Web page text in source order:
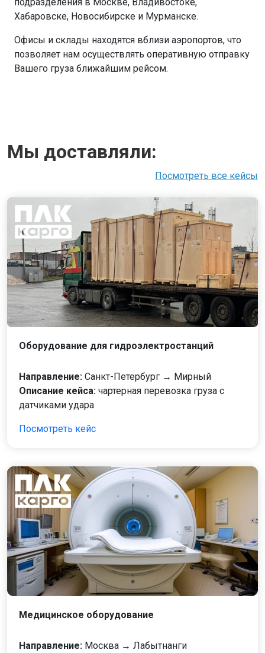
Хабаровске, Новосибирске и Мурманске.
Офисы и склады находятся вблизи аэропортов, что
позволяет нам осуществлять оперативную отправку
Вашего груза ближайшим рейсом.
Мы доставляли:
Посмотреть все кейсы
Оборудование для гидроэлектростанций
Направление: Санкт-Петербург → Мирный
Описание кейса: чартерная перевозка груза с
датчиками удара
Посмотреть кейс
Медицинское оборудование
Направление: Москва → Лабытнанги